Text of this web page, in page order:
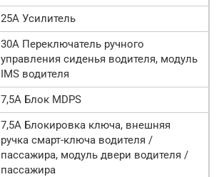
25А Усилитель
30А Переключатель ручного
управления сиденья водителя, модуль
IMS водителя
7,5А Блок MDPS
7,5А Блокировка ключа, внешняя
ручка смарт-ключа водителя /
пассажира, модуль двери водителя /
пассажира